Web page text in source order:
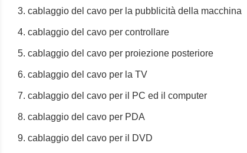
3. cablaggio del cavo per la pubblicità della macchina
4. cablaggio del cavo per controllare
5. cablaggio del cavo per proiezione posteriore
6. cablaggio del cavo per la TV
7. cablaggio del cavo per il PC ed il computer
8. cablaggio del cavo per PDA
9. cablaggio del cavo per il DVD